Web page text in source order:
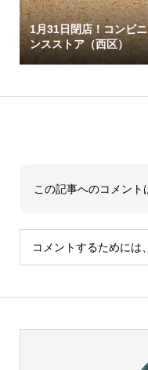
1月31日閉店！コンビ
ンスストア（西区）
この記事へのコメント
コメントするためには